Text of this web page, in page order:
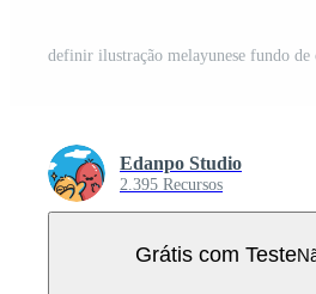
Edanpo Studio
2.395 Recursos
Grátis com Teste